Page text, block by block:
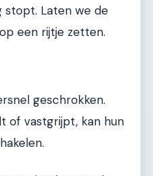
stopt. Laten we de
een rijtje zetten.
geschrokken.
of vastgrijpt, kan hun